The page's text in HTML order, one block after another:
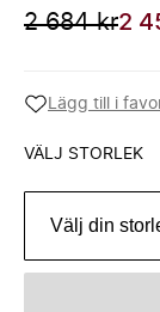
2 684 kr2
Lägg till i
VÄLJ STORLEK
Välj din